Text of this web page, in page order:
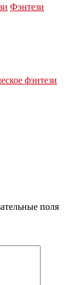
Фэнтези
фэнтези
поля